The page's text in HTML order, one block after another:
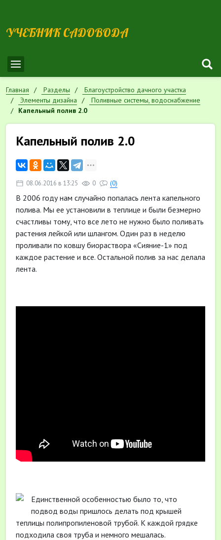
УЧЕБНИК САДОВОДА
Главная Разделы
Благоустройство дачного участка
Элементы дизайна
Поливные системы, водоснабжение
Капельный полив 2.0
Капельный полив 2.0
08.06.2016 в 13:25 0 (0)
В 2006 году нам случайно попалась лента капельного
полива. Мы ее установили в теплице и были безмерно
счастливы тому, что все лето не нужно было поливать
растения лейкой или шлангом. Один раз в неделю
проливали по ковшу биораствора «Сияние-1» под
каждое растение и все. Остальной полив за нас делала
лента.
Единственной особенностью было то, что
подвод воды пришлось делать под крышей
теплицы полипропиленовой трубой. К каждой грядке
подходила своя труба и немного мешалась.